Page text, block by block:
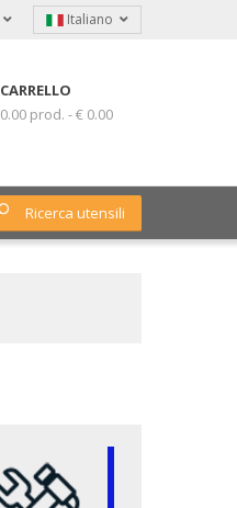
Italiano
CARRELLO
0.00 prod. - € 0.00
Ricerca utensili